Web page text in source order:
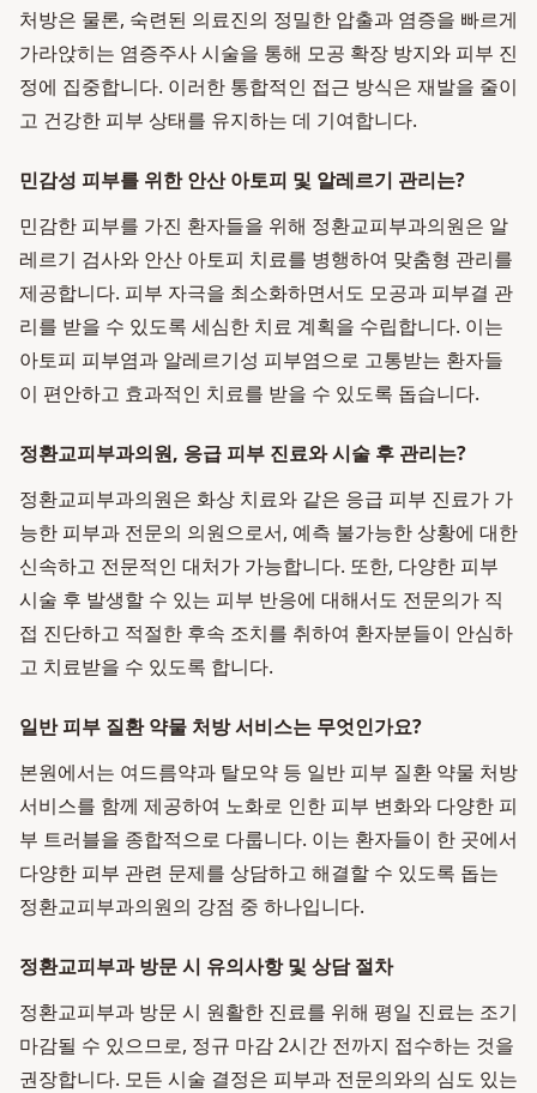
처방은 물론, 숙련된 의료진의 정밀한 압출과 염증을 빠르게
가라앉히는 염증주사 시술을 통해 모공 확장 방지와 피부 진
정에 집중합니다. 이러한 통합적인 접근 방식은 재발을 줄이
고 건강한 피부 상태를 유지하는 데 기여합니다.
민감성 피부를 위한 안산 아토피 및 알레르기 관리는?
민감한 피부를 가진 환자들을 위해 정환교피부과의원은 알
레르기 검사와 안산 아토피 치료를 병행하여 맞춤형 관리를
제공합니다. 피부 자극을 최소화하면서도 모공과 피부결 관
리를 받을 수 있도록 세심한 치료 계획을 수립합니다. 이는
아토피 피부염과 알레르기성 피부염으로 고통받는 환자들
이 편안하고 효과적인 치료를 받을 수 있도록 돕습니다.
정환교피부과의원, 응급 피부 진료와 시술 후 관리는?
정환교피부과의원은 화상 치료와 같은 응급 피부 진료가 가
능한 피부과 전문의 의원으로서, 예측 불가능한 상황에 대한
신속하고 전문적인 대처가 가능합니다. 또한, 다양한 피부
시술 후 발생할 수 있는 피부 반응에 대해서도 전문의가 직
접 진단하고 적절한 후속 조치를 취하여 환자분들이 안심하
고 치료받을 수 있도록 합니다.
일반 피부 질환 약물 처방 서비스는 무엇인가요?
본원에서는 여드름약과 탈모약 등 일반 피부 질환 약물 처방
서비스를 함께 제공하여 노화로 인한 피부 변화와 다양한 피
부 트러블을 종합적으로 다룹니다. 이는 환자들이 한 곳에서
다양한 피부 관련 문제를 상담하고 해결할 수 있도록 돕는
정환교피부과의원의 강점 중 하나입니다.
정환교피부과 방문 시 유의사항 및 상담 절차
정환교피부과 방문 시 원활한 진료를 위해 평일 진료는 조기
마감될 수 있으므로, 정규 마감 2시간 전까지 접수하는 것을
권장합니다. 모든 시술 결정은 피부과 전문의와의 심도 있는